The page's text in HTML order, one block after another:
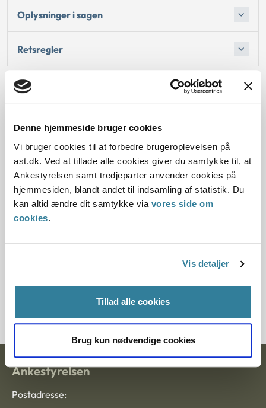
Denne hjemmeside bruger cookies
Vi bruger cookies til at forbedre brugeroplevelsen på
ast.dk. Ved at tillade alle cookies giver du samtykke til, at
Ankestyrelsen samt tredjeparter anvender cookies på
hjemmesiden, blandt andet til indsamling af statistik. Du
kan altid ændre dit samtykke via vores side om
cookies.
Vis detaljer
Tillad alle cookies
Brug kun nødvendige cookies
Oplysninger i sagen
Retsregler
Offentliggørelsesdato
10.07.2013
Paragraf
§ 2§ 24§ 68§ 24f§ 22§ 31§ 19
Ankestyrelsen
Postadresse: